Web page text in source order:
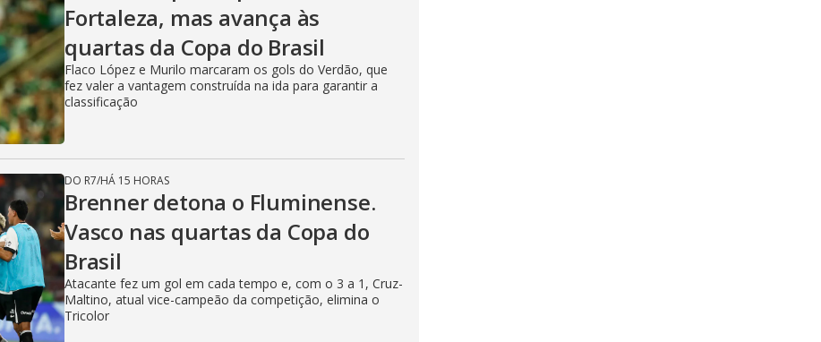
Fortaleza, mas avança às
quartas da Copa do Brasil
Flaco López e Murilo marcaram os gols do Verdão, que
fez valer a vantagem construída na ida para garantir a
classificação
DO R7/HÁ 15 HORAS
Brenner detona o Fluminense.
Vasco nas quartas da Copa do
Brasil
Atacante fez um gol em cada tempo e, com o 3 a 1, Cruz-
Maltino, atual vice-campeão da competição, elimina o
Tricolor